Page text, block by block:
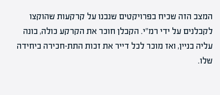
המצב הזה שכיח בפרויקטים שנבנו על קרקעות שהוקצו
לקבלנים על ידי רמ"י. הקבלן חוכר את הקרקע כולה, בונה
עליה בניין, ואז מוכר לכל דייר את זכות התת-חכירה ביחידה
שלו.